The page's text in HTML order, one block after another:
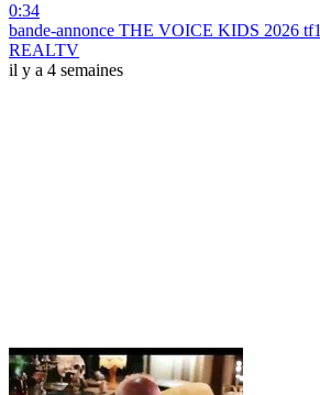
0:34
bande-annonce THE VOICE KIDS 2026 tf1
REALTV
il y a 4 semaines